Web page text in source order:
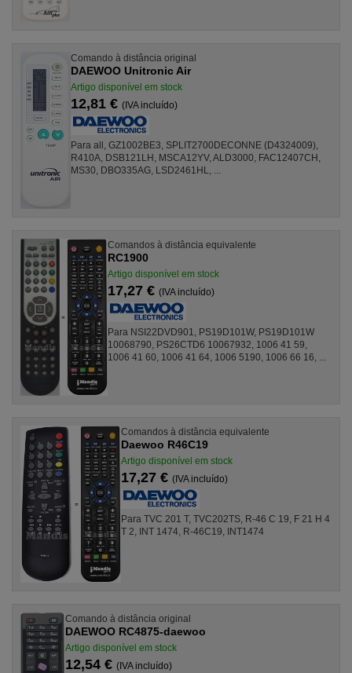
Comando à distância original
DAEWOO Unitronic Air
Artigo disponível em stock
12,81 € (IVA incluído)
Para all, GZ1002BE3, SPLIT2700DECONNE (D4324009),
R410A, DSB121LH, MSCA12YV, ALD3000, FAC12407CH,
MS30, DBO335AG, LSD2461HL, ...
Comandos à distância equivalente
RC1900
Artigo disponível em stock
17,27 €(IVA incluído)
Para NSI22DVD901, PS19D101W, PS19D101W
10068790, PS26CTD6 10067932, 1006 41 59,
1006 41 60, 1006 41 64, 1006 5190, 1006 66 16, ...
Comandos à distância equivalente
Daewoo R46C19
Artigo disponível em stock
17,27 €(IVA incluído)
Para TVC 201 T, TVC202TS, R-46 C 19, F 21 H 4
T 2, INT 1474, R-46C19, INT1474
Comando à distância original
DAEWOO RC4875-daewoo
Artigo disponível em stock
12,54 € (IVA incluído)